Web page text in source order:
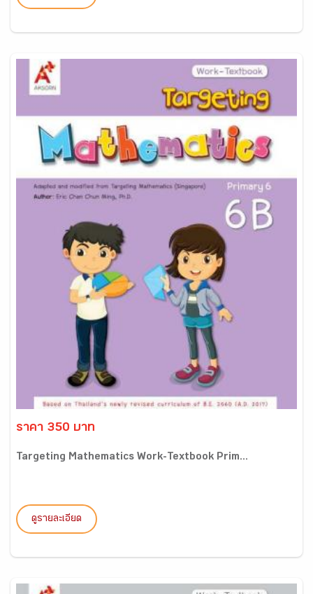
ราคา 350 บาท
Targeting Mathematics Work-Textbook Prim...
ดูรายละเอียด